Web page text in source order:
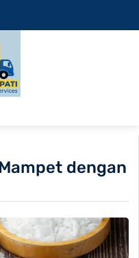
dengan